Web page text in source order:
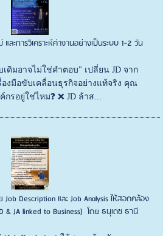
ละการวิเคราะห์ค่างานอย่างเป็นระบบ 1-2 วัน
ดิมอาจไม่ใช่คำตอบ" เปลี่ยน JD จาก
องมือขับเคลื่อนธุรกิจอย่างแท้จริง คุณ
รอยู่ใช่ไหม❓ ❌ JD ล้าส...
Description และ Job Analysis ให้สอดคล้อง
& JA linked to Business) โดย ธนุเดช ธานี